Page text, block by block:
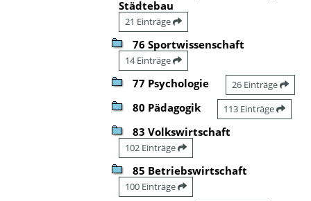
Städtebau
21 Einträge
76 Sportwissenschaft
14 Einträge
77 Psychologie 26 Einträge
80 Pädagogik 113 Einträge
83 Volkswirtschaft
102 Einträge
85 Betriebswirtschaft
100 Einträge